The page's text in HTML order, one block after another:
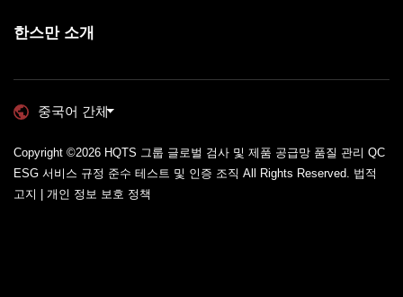
한스만 소개
중국어 간체
Copyright ©2026 HQTS 그룹 글로벌 검사 및 제품 공급망 품질 관리 QC
ESG 서비스 규정 준수 테스트 및 인증 조직 All Rights Reserved. 법적
고지 | 개인 정보 보호 정책